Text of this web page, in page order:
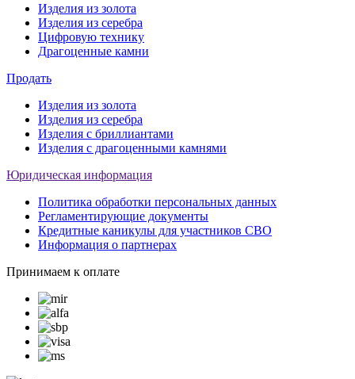
Изделия из золота
Изделия из серебра
Цифровую технику
Драгоценные камни
Продать
Изделия из золота
Изделия из серебра
Изделия с бриллиантами
Изделия с драгоценными камнями
Юридическая информация
Политика обработки персональных данных
Регламентирующие документы
Кредитные каникулы для участников СВО
Информация о партнерах
Принимаем к оплате